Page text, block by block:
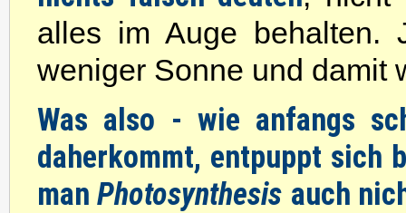
alles im Auge behalten.
weniger Sonne und damit
Was also - wie anfangs
daherkommt, entpuppt sich
manPhotosynthesis auch